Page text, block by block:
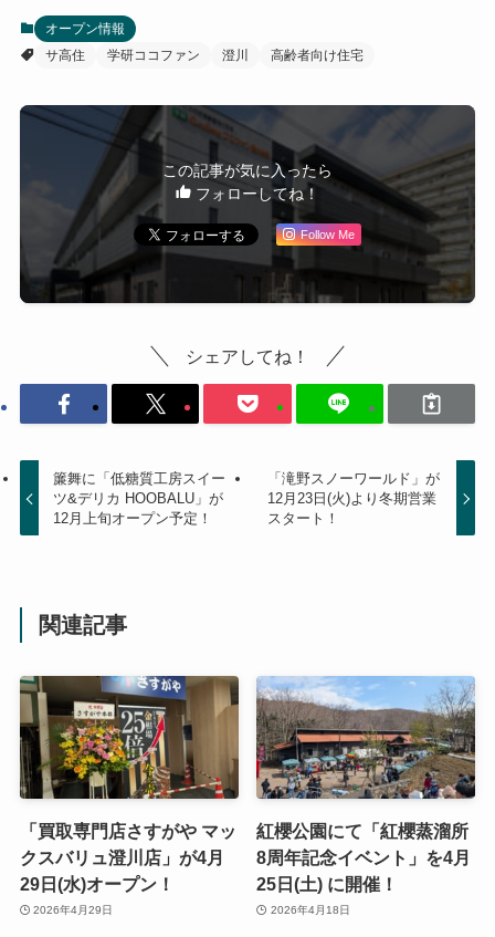
オープン情報
サ高住
学研ココファン 澄川 高齢者向け住宅
この記事が気に入ったら
フォローしてね！
Follow Me
シェアしてね！
簾舞に「低糖質工房スイー
ツ&デリカ HOOBALU」が
12月上旬オープン予定！
「滝野スノーワールド」が
12月23日(火)より冬期営業
スタート！
関連記事
「買取専門店さすがや マッ
クスバリュ澄川店」が4月
29日(水)オープン！
2026年4月29日
紅櫻公園にて「紅櫻蒸溜所
8周年記念イベント」を4月
25日(土) に開催！
2026年4月18日